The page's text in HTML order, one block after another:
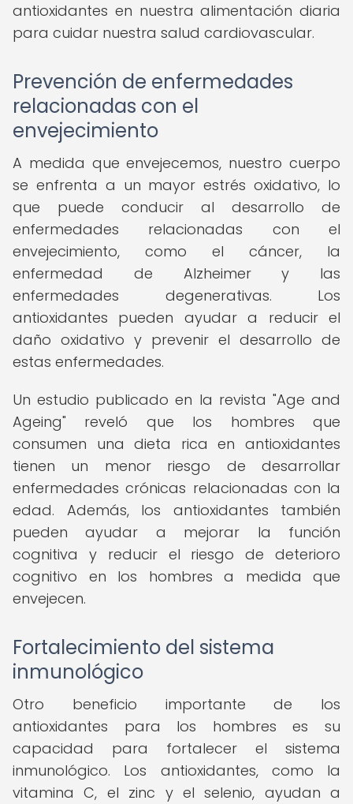
antioxidantes en nuestra alimentación diaria
para cuidar nuestra salud cardiovascular.
Prevención de enfermedades
relacionadas con el
envejecimiento
A medida que envejecemos, nuestro cuerpo
se enfrenta a un mayor estrés oxidativo, lo
que puede conducir al desarrollo de
enfermedades relacionadas con el
envejecimiento, como el cáncer, la
enfermedad de Alzheimer y las
enfermedades degenerativas. Los
antioxidantes pueden ayudar a reducir el
daño oxidativo y prevenir el desarrollo de
estas enfermedades.
Un estudio publicado en la revista "Age and
Ageing" reveló que los hombres que
consumen una dieta rica en antioxidantes
tienen un menor riesgo de desarrollar
enfermedades crónicas relacionadas con la
edad. Además, los antioxidantes también
pueden ayudar a mejorar la función
cognitiva y reducir el riesgo de deterioro
cognitivo en los hombres a medida que
envejecen.
Fortalecimiento del sistema
inmunológico
Otro beneficio importante de los
antioxidantes para los hombres es su
capacidad para fortalecer el sistema
inmunológico. Los antioxidantes, como la
vitamina C, el zinc y el selenio, ayudan a